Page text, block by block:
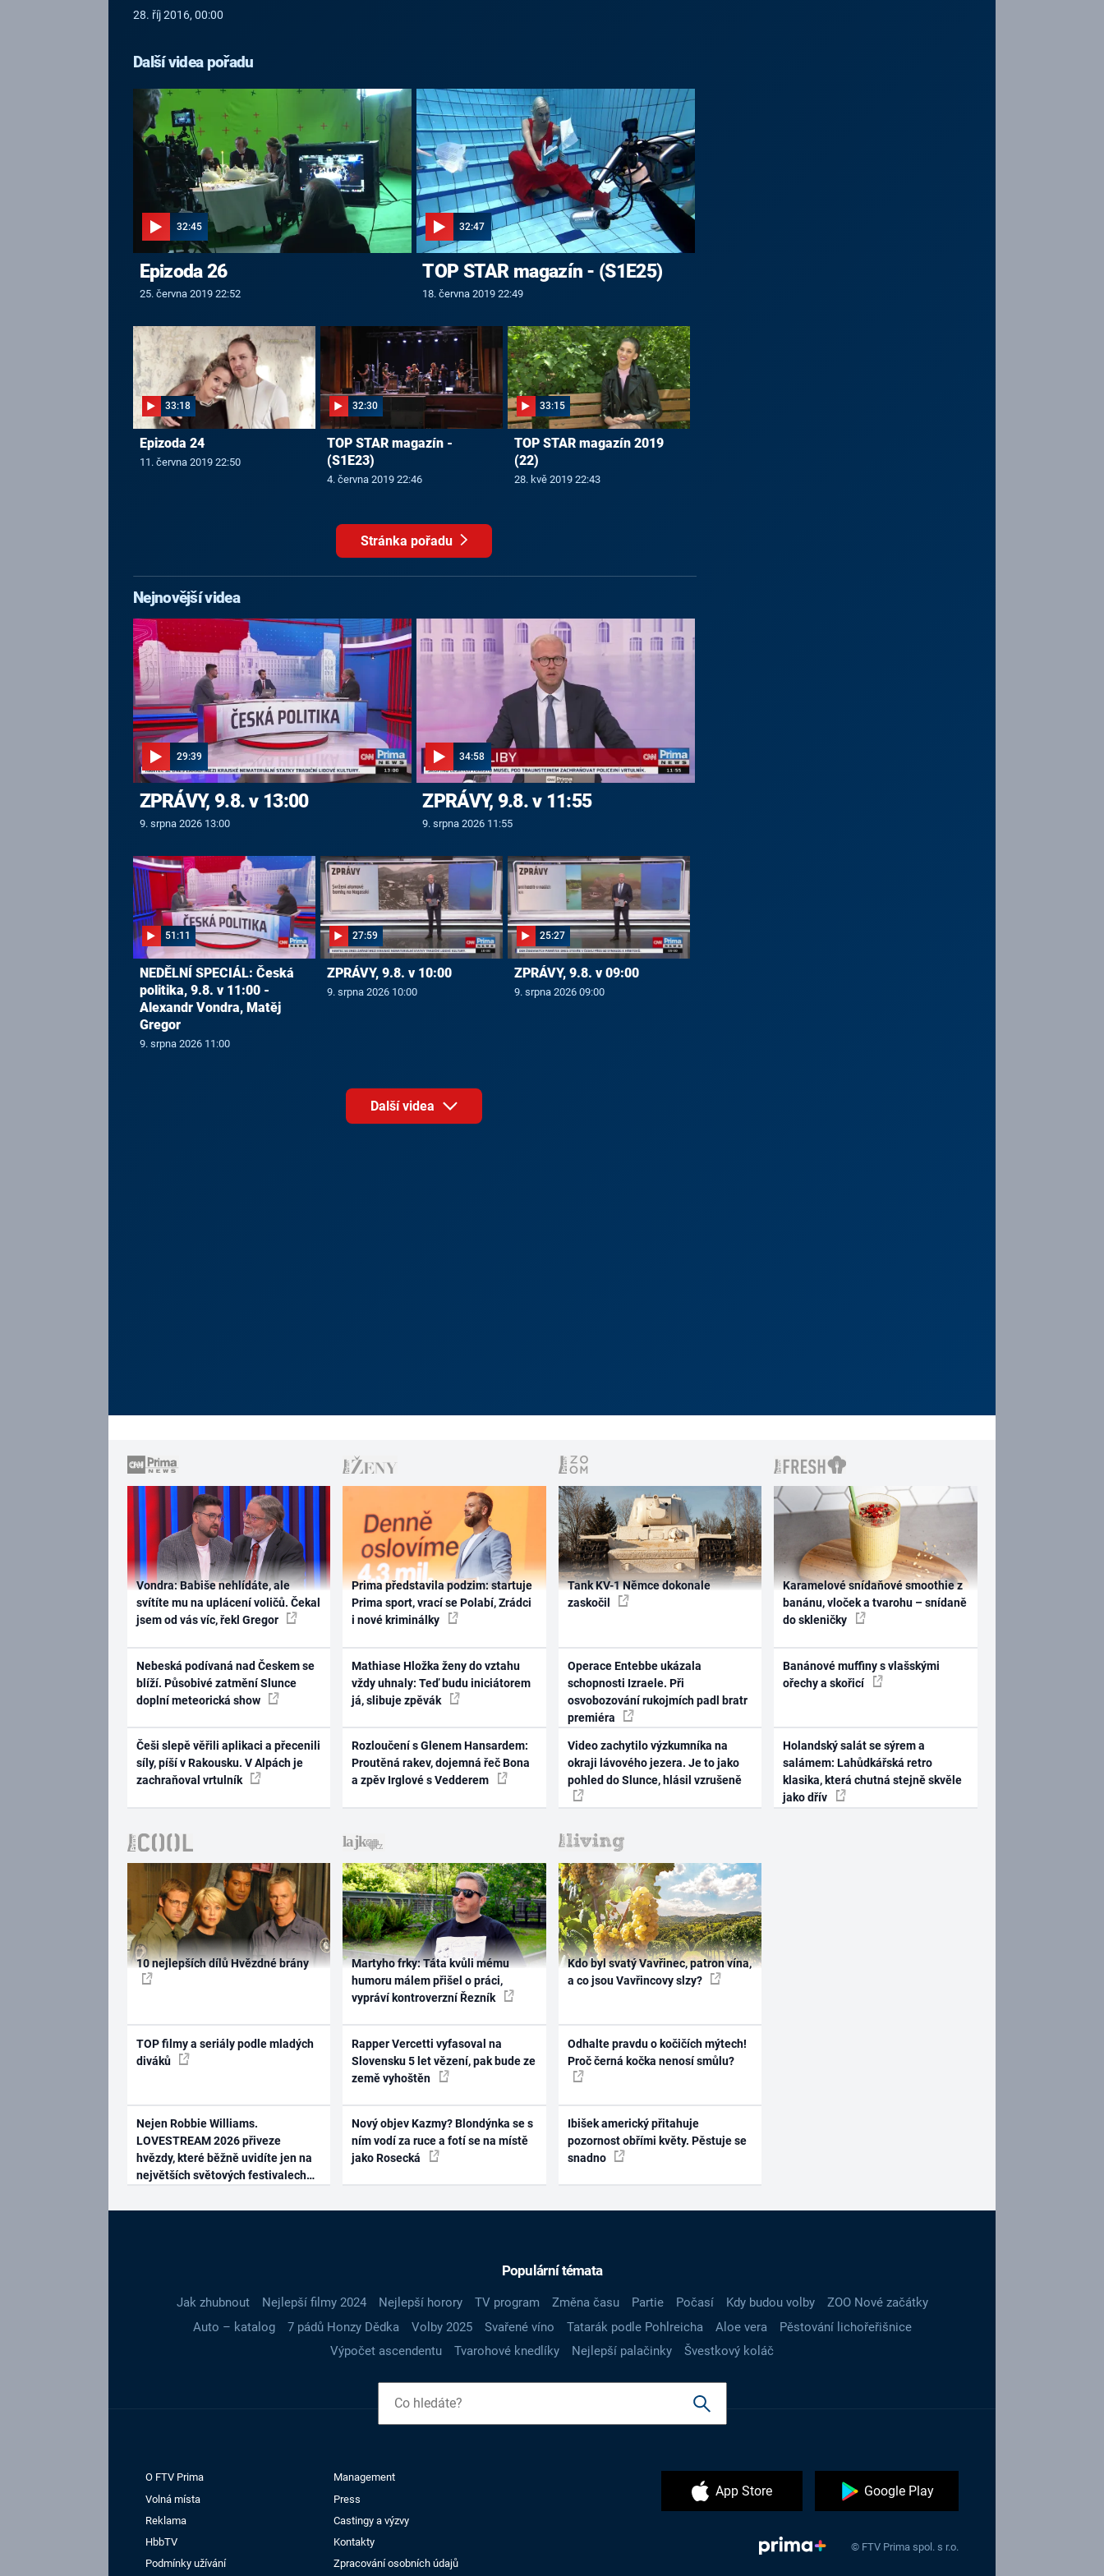
28. říj 2016, 00:00
Další videa pořadu
32:45
Epizoda 26
25. června 2019 22:52
32:47
TOP STAR magazín - (S1E25)
18. června 2019 22:49
33:18
Epizoda 24
11. června 2019 22:50
32:30
TOP STAR magazín -
(S1E23)
4. června 2019 22:46
33:15
TOP STAR magazín 2019
(22)
28. kvě 2019 22:43
Stránka pořadu
Nejnovější videa
29:39
ZPRÁVY, 9.8. v 13:00
9. srpna 2026 13:00
34:58
ZPRÁVY, 9.8. v 11:55
9. srpna 2026 11:55
51:11
NEDĚLNÍ SPECIÁL: Česká
politika, 9.8. v 11:00 -
Alexandr Vondra, Matěj
Gregor
9. srpna 2026 11:00
27:59
ZPRÁVY, 9.8. v 10:00
9. srpna 2026 10:00
25:27
ZPRÁVY, 9.8. v 09:00
9. srpna 2026 09:00
Další videa
Vondra: Babiše nehlídáte, ale
svítíte mu na uplácení voličů. Čekal
jsem od vás víc, řekl Gregor
Nebeská podívaná nad Českem se
blíží. Působivé zatmění Slunce
doplní meteorická show
Češi slepě věřili aplikaci a přecenili
síly, píší v Rakousku. V Alpách je
zachraňoval vrtulník
Prima představila podzim: startuje
Prima sport, vrací se Polabí, Zrádci
i nové kriminálky
Mathiase Hložka ženy do vztahu
vždy uhnaly: Teď budu iniciátorem
já, slibuje zpěvák
Rozloučení s Glenem Hansardem:
Proutěná rakev, dojemná řeč Bona
a zpěv Irglové s Vedderem
Tank KV-1 Němce dokonale
zaskočil
Operace Entebbe ukázala
schopnosti Izraele. Při
osvobozování rukojmích padl bratr
premiéra
Video zachytilo výzkumníka na
okraji lávového jezera. Je to jako
pohled do Slunce, hlásil vzrušeně
Karamelové snídaňové smoothie z
banánu, vloček a tvarohu – snídaně
do skleničky
Banánové muffiny s vlašskými
ořechy a skořicí
Holandský salát se sýrem a
salámem: Lahůdkářská retro
klasika, která chutná stejně skvěle
jako dřív
10 nejlepších dílů Hvězdné brány
TOP filmy a seriály podle mladých
diváků
Nejen Robbie Williams.
LOVESTREAM 2026 přiveze
hvězdy, které běžně uvidíte jen na
největších světových festivalech
Martyho frky: Táta kvůli mému
humoru málem přišel o práci,
vypráví kontroverzní Řezník
Rapper Vercetti vyfasoval na
Slovensku 5 let vězení, pak bude ze
země vyhoštěn
Nový objev Kazmy? Blondýnka se s
ním vodí za ruce a fotí se na místě
jako Rosecká
Kdo byl svatý Vavřinec, patron vína,
a co jsou Vavřincovy slzy?
Odhalte pravdu o kočičích mýtech!
Proč černá kočka nenosí smůlu?
Ibišek americký přitahuje
pozornost obřími květy. Pěstuje se
snadno
Populární témata
Jak zhubnout Nejlepší filmy 2024 Nejlepší horory TV program Změna času Partie Počasí Kdy budou volby
ZOO Nové začátky
Auto – katalog
7 pádů Honzy Dědka Volby 2025 Svařené víno Tatarák podle Pohlreicha Aloe vera
Pěstování lichořeřišnice
Výpočet ascendentu
Tvarohové knedlíky Nejlepší palačinky Švestkový koláč
O FTV Prima
Management
Volná místa
Press
Reklama
Castingy a výzvy
HbbTV
Kontakty
Podmínky užívání
Zpracování osobních údajů
App Store Google Play
© FTV Prima spol. s r.o.